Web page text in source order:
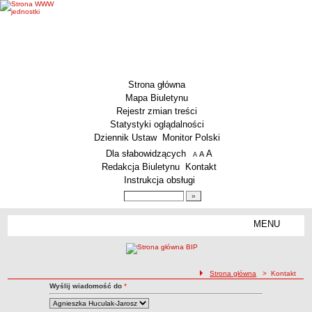
Strona główna
Mapa Biuletynu
Rejestr zmian treści
Statystyki oglądalności
Dziennik Ustaw
Monitor Polski
Menu dodatkowe
Dla słabowidzących A pomniejsz czcionkę
A standardowy rozmiar czcionki
A
Redakcja Biuletynu
Kontakt
Instrukcja obsługi
MENU
KSeF – wystawianie faktur dla MCS Wrocław
ścieżka nawigacji
Strona główna > Kontakt
Kontakt z Redakcją BIPWyślij wiadomość do *